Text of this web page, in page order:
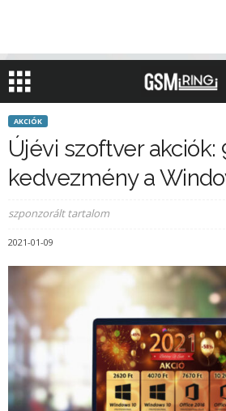
AKCIÓK
Újévi szoftver akciók:
kedvezmény a
szponzorált tartalom
2021-01-09